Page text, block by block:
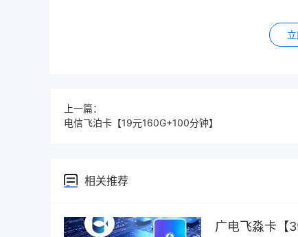
上一篇：
电信飞泊卡【19元160G+100分钟】
相关推荐
广电飞淼卡【